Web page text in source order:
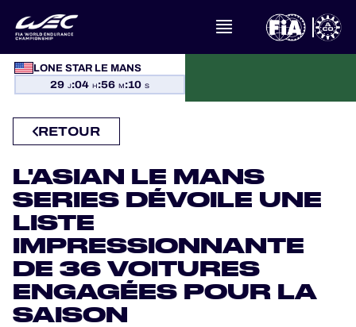
LONE STAR LE MANS
29 J:04 H:56 M:10 S
À PROPOS DU FIA WEC
ACTUALITÉS
CLASSEMENTS
RÉSULTATS
LA GRILLE
RETOUR
L'ASIAN LE MANS
SERIES DÉVOILE UNE
LISTE
IMPRESSIONNANTE
DE 36 VOITURES
ENGAGÉES POUR LA
SAISON